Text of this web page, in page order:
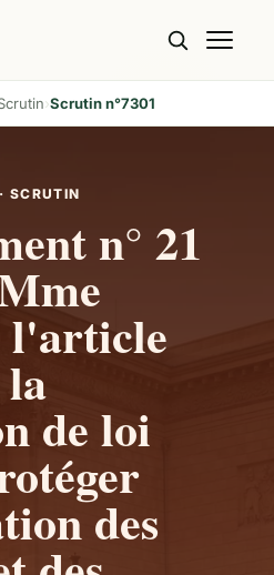
Scrutin n°7301
SCRUTIN
n° 21
l'article
de loi
des